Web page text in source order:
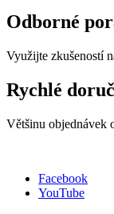
Odborné
Využijte zkušeností
Rychlé
Většinu objednávek
Facebook
YouTube